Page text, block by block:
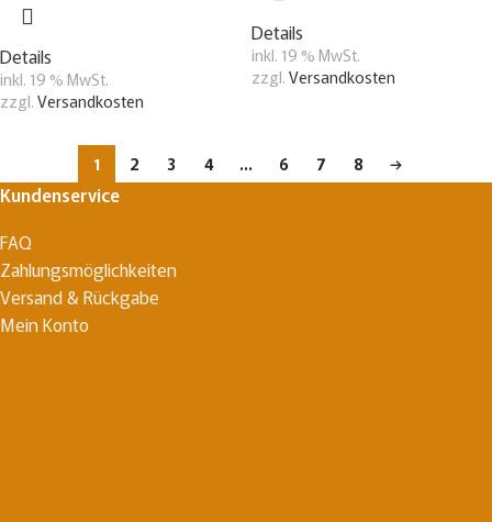
Details
inkl. 19 % MwSt.
zzgl.Versandkosten
Details
inkl. 19 % MwSt.
zzgl.Versandkosten
1 2 3 4 … 6 7 8 →
Kundenservice
FAQ
Zahlungsmöglichkeiten
Versand & Rückgabe
Mein Konto